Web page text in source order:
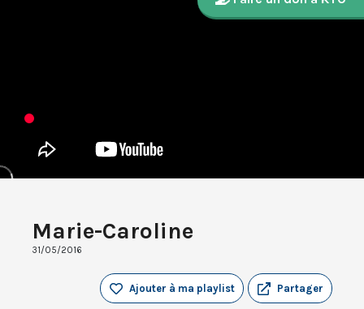
Marie-Caroline
31/05/2016
Partager
Ajouter à ma playlist